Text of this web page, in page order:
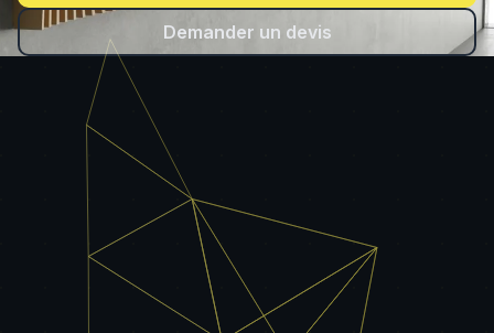
Demander un devis